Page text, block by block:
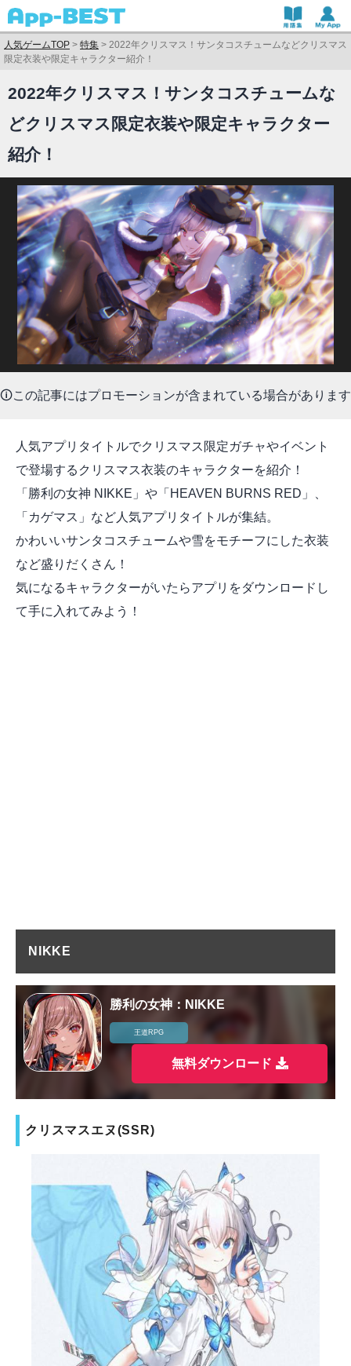
人気ゲームTOP > 特集 > 2022年クリスマス！サンタコスチュームなどクリスマス
限定衣装や限定キャラクター紹介！
2022年クリスマス！サンタコスチュームな
どクリスマス限定衣装や限定キャラクター
紹介！
🛈この記事にはプロモーションが含まれている場合があります
人気アプリタイトルでクリスマス限定ガチャやイベント
で登場するクリスマス衣装のキャラクターを紹介！
「勝利の女神 NIKKE」や「HEAVEN BURNS RED」、
「カゲマス」など人気アプリタイトルが集結。
かわいいサンタコスチュームや雪をモチーフにした衣装
など盛りだくさん！
気になるキャラクターがいたらアプリをダウンロードし
て手に入れてみよう！
NIKKE
勝利の女神：NIKKE
王道RPG
無料ダウンロード
クリスマスエヌ(SSR)